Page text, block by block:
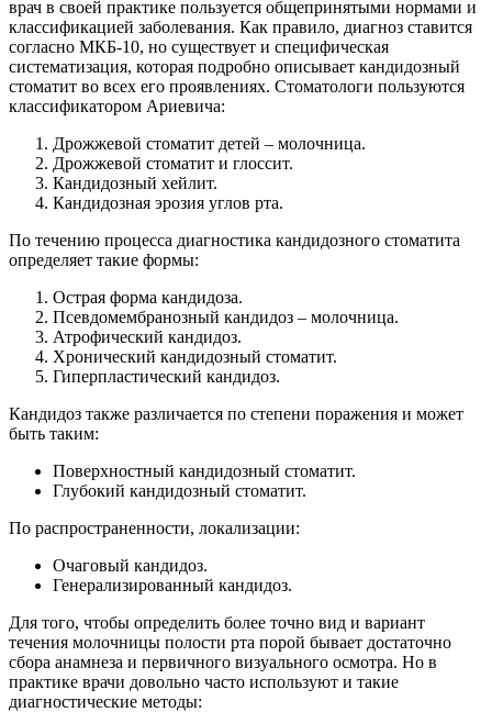
врач в своей практике пользуется общепринятыми нормами и
классификацией заболевания. Как правило, диагноз ставится
согласно МКБ-10, но существует и специфическая
систематизация, которая подробно описывает кандидозный
стоматит во всех его проявлениях. Стоматологи пользуются
классификатором Ариевича:
Дрожжевой стоматит детей – молочница.
Дрожжевой стоматит и глоссит.
Кандидозный хейлит.
Кандидозная эрозия углов рта.
По течению процесса диагностика кандидозного стоматита
определяет такие формы:
Острая форма кандидоза.
Псевдомембранозный кандидоз – молочница.
Атрофический кандидоз.
Хронический кандидозный стоматит.
Гиперпластический кандидоз.
Кандидоз также различается по степени поражения и может
быть таким:
Поверхностный кандидозный стоматит.
Глубокий кандидозный стоматит.
По распространенности, локализации:
Очаговый кандидоз.
Генерализированный кандидоз.
Для того, чтобы определить более точно вид и вариант
течения молочницы полости рта порой бывает достаточно
сбора анамнеза и первичного визуального осмотра. Но в
практике врачи довольно часто используют и такие
диагностические методы: